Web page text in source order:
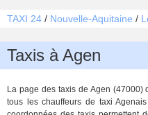
TAXI 24 / Nouvelle-Aquitaine /
Taxis à Agen
La page des taxis de Agen
tous les chauffeurs de taxi